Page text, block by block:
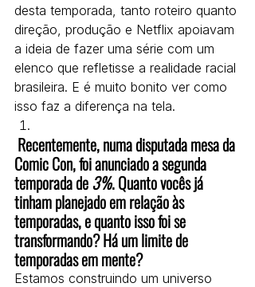
desta temporada, tanto roteiro quanto
direção, produção e Netflix apoiavam
a ideia de fazer uma série com um
elenco que refletisse a realidade racial
brasileira. E é muito bonito ver como
isso faz a diferença na tela.
Comic Con, foi anunciado a segunda
temporada de 3%. Quanto vocês já
tinham planejado em relação às
temporadas, e quanto isso foi se
transformando? Há um limite de
temporadas em mente?
Estamos construindo um universo